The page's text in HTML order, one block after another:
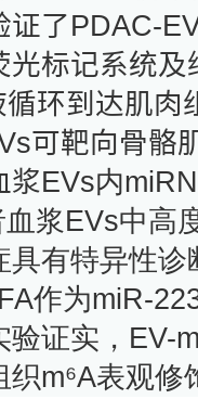
证了PDAC-
光标记系统
循环到达肌肉
可靶向骨骼
浆EVs内
浆EVs中高
具有特异性
作为miR-
证实， EV-
织m⁶A表观修